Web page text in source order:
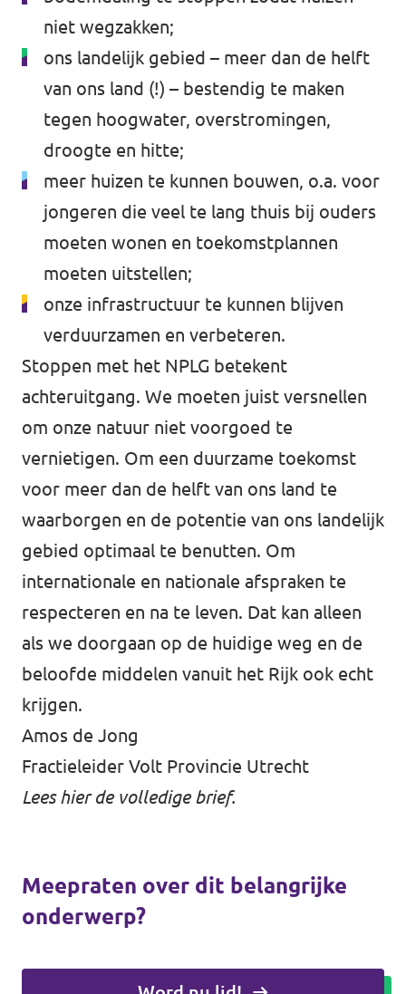
niet wegzakken;
ons landelijk gebied – meer dan de helft
van ons land (!) – bestendig te maken
tegen hoogwater, overstromingen,
droogte en hitte;
meer huizen te kunnen bouwen, o.a. voor
jongeren die veel te lang thuis bij ouders
moeten wonen en toekomstplannen
moeten uitstellen;
onze infrastructuur te kunnen blijven
verduurzamen en verbeteren.
Stoppen met het NPLG betekent
achteruitgang. We moeten juist versnellen
om onze natuur niet voorgoed te
vernietigen. Om een duurzame toekomst
voor meer dan de helft van ons land te
waarborgen en de potentie van ons landelijk
gebied optimaal te benutten. Om
internationale en nationale afspraken te
respecteren en na te leven. Dat kan alleen
als we doorgaan op de huidige weg en de
beloofde middelen vanuit het Rijk ook echt
krijgen.
Amos de Jong
Fractieleider Volt Provincie Utrecht
Leeshierde volledige brief.
Meepraten over dit belangrijke
onderwerp?